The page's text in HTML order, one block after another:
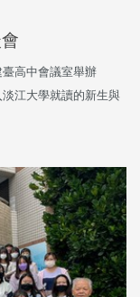
高中會議室舉辦
淡江大學就讀的新生與